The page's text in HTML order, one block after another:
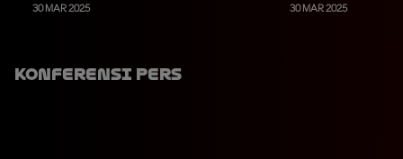
30 MAR 2025 30 MAR 2025
Konferensi Pers